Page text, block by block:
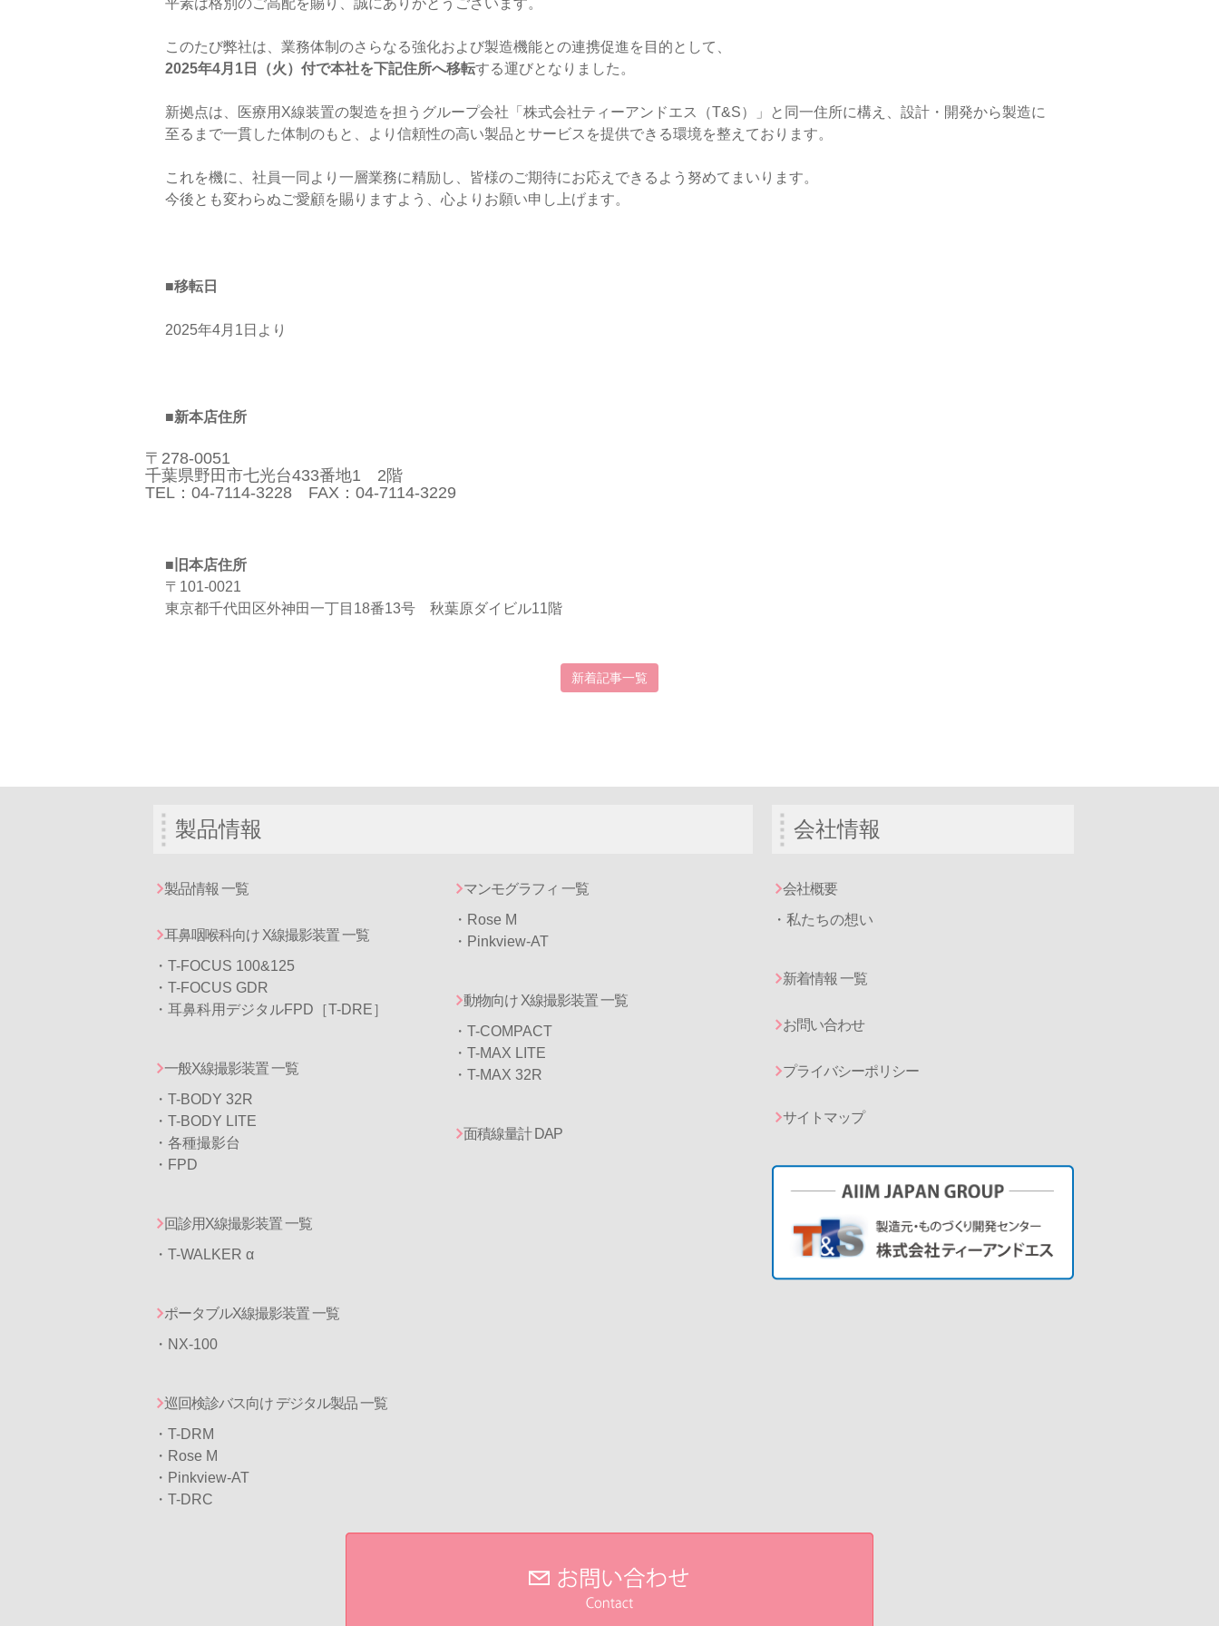
平素は格別のご高配を賜り、誠にありがとうございます。
このたび弊社は、業務体制のさらなる強化および製造機能との連携促進を目的として、
2025年4月1日（火）付で本社を下記住所へ移転する運びとなりました。
新拠点は、医療用X線装置の製造を担うグループ会社「株式会社ティーアンドエス（T&S）」と同一住所に構え、設計・開発から製造に
至るまで一貫した体制のもと、より信頼性の高い製品とサービスを提供できる環境を整えております。
これを機に、社員一同より一層業務に精励し、皆様のご期待にお応えできるよう努めてまいります。
今後とも変わらぬご愛顧を賜りますよう、心よりお願い申し上げます。
■移転日
2025年4月1日より
■新本店住所
〒278-0051
千葉県野田市七光台433番地1 2階
TEL：04-7114-3228 FAX：04-7114-3229
■旧本店住所
〒101-0021
東京都千代田区外神田一丁目18番13号 秋葉原ダイビル11階
新着記事一覧
製品情報
製品情報 一覧
耳鼻咽喉科向け X線撮影装置 一覧
・T-FOCUS 100&125
・T-FOCUS GDR
・耳鼻科用デジタルFPD［T-DRE］
一般X線撮影装置 一覧
・T-BODY 32R
・T-BODY LITE
・各種撮影台
・FPD
回診用X線撮影装置 一覧
・T-WALKER α
ポータブルX線撮影装置 一覧
・NX-100
巡回検診バス向け デジタル製品 一覧
・T-DRM
・ Rose M
・ Pinkview-AT
・T-DRC
マンモグラフィ 一覧
・ Rose M
・ Pinkview-AT
動物向け X線撮影装置 一覧
・T-COMPACT
・T-MAX LITE
・T-MAX 32R
面積線量計 DAP
会社情報
会社概要
・私たちの想い
新着情報 一覧
お問い合わせ
プライバシーポリシー
サイトマップ